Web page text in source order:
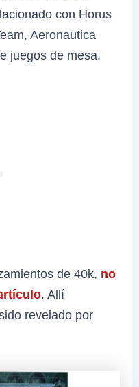
con Horus
Aeronautica
juegos de mesa.
de 40k, no
. Allí
revelado por